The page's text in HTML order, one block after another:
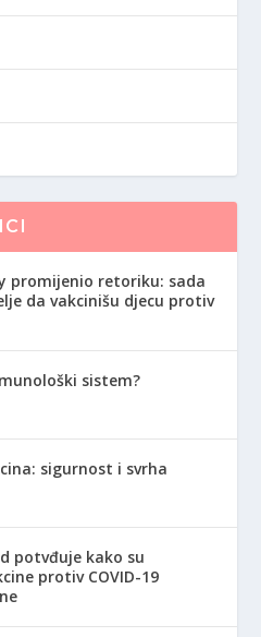
promijenio retoriku: sada
da vakcinišu djecu protiv
sistem?
sigurnost i svrha
potvđuje kako su
protiv COVID-19